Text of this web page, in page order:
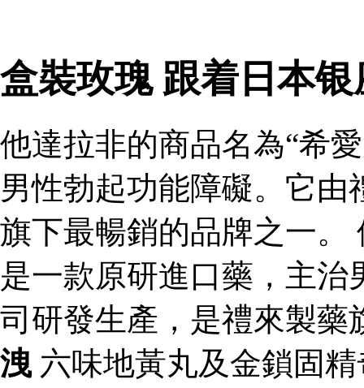
盒裝玫瑰 跟着日本
他達拉非的商品名為“希
男性勃起功能障礙。它
旗下最暢銷的品牌之一。
是一款原研進口藥，主
司研發生產，是禮來製藥
洩 六味地黃丸及金鎖固